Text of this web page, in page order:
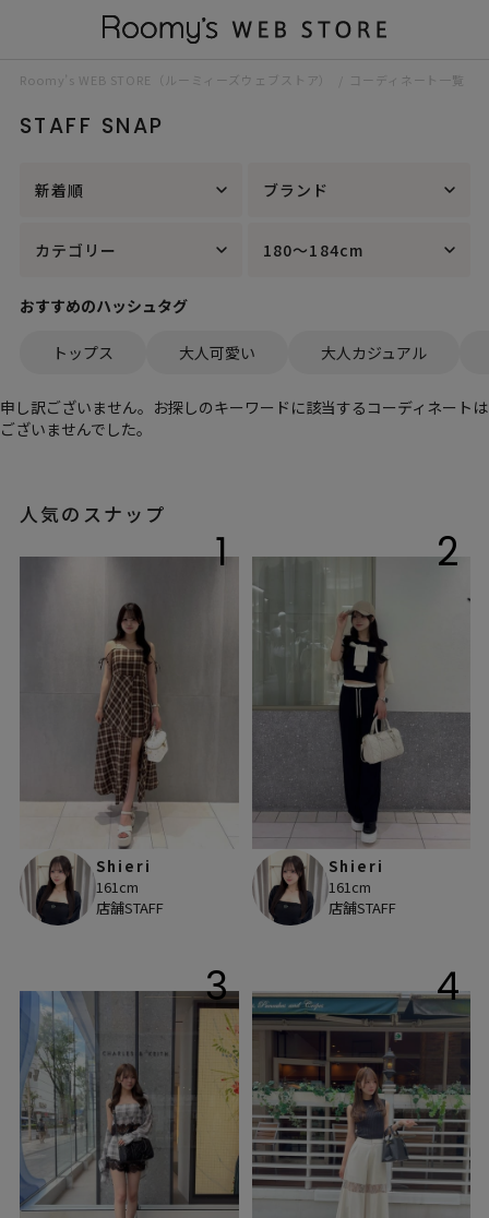
Roomy’s WEB STORE（ルーミィーズウェブストア） コーディネート一覧
STAFF SNAP
新着順 ブランド
カテゴリー 180～184cm
おすすめのハッシュタグ
トップス 大人可愛い 大人カジュアル
申し訳ございません。お探しのキーワードに該当するコーディネートは
ございませんでした。
人気のスナップ
1
Shieri
161cm
店舗STAFF
2
Shieri
161cm
店舗STAFF
3 4